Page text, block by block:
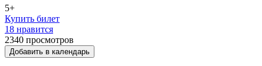
5+
Купить билет
18 нравится
2340 просмотров
Добавить в календарь